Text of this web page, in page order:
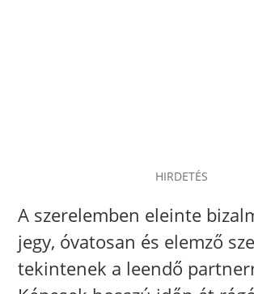
HIRDETÉS
A szerelemben eleinte
jegy, óvatosan és elemző
tekintenek a leendő